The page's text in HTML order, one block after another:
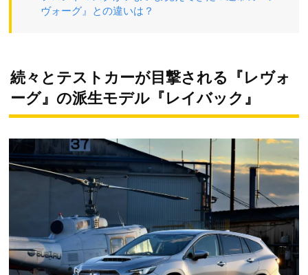
ヴォーグ』との違いは？
続々とテストカーが目撃される『レヴォ
ーグ』の派生モデル『レイバック』